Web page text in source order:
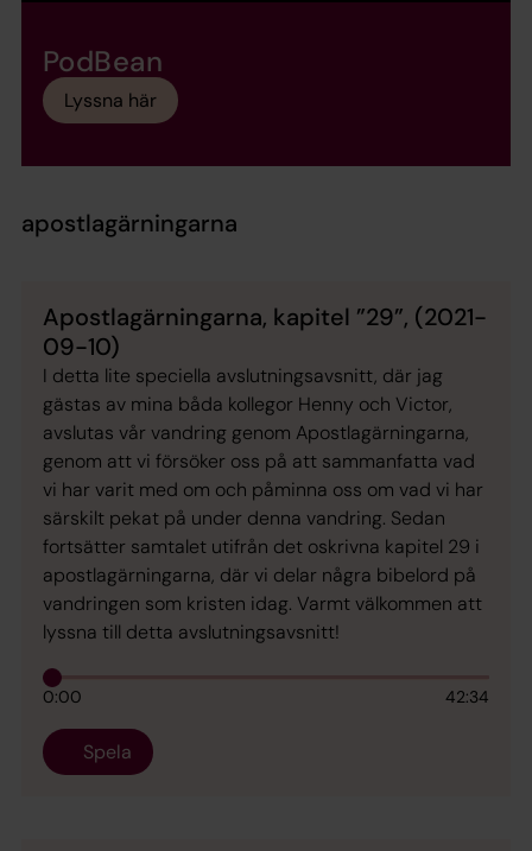
PodBean
Lyssna här
apostlagärningarna
Apostlagärningarna, kapitel ”29”, (2021-
09-10)
I detta lite speciella avslutningsavsnitt, där jag
gästas av mina båda kollegor Henny och Victor,
avslutas vår vandring genom Apostlagärningarna,
genom att vi försöker oss på att sammanfatta vad
vi har varit med om och påminna oss om vad vi har
särskilt pekat på under denna vandring. Sedan
fortsätter samtalet utifrån det oskrivna kapitel 29 i
apostlagärningarna, där vi delar några bibelord på
vandringen som kristen idag. Varmt välkommen att
lyssna till detta avslutningsavsnitt!
0:00 42:34
Spela